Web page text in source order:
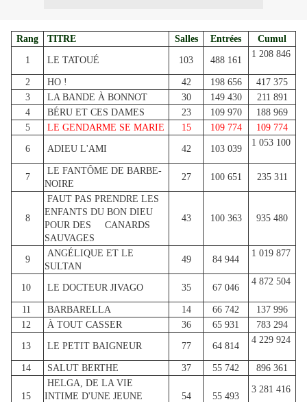
Rang TITRE Salles Entrées Cumul
1 LE TATOUÉ 103 488 161
1 208 846
2 HO ! 42 198 656
417 375
3
LA BANDE À BONNOT 30 149 430
211 891
4
BÉRU ET CES DAMES 23 109 970
188 969
5
LE GENDARME SE MARIE 15 109 774 109 774
6 ADIEU L'AMI 42 103 039
1 053 100
7
LE FANTÔME DE BARBE-
NOIRE
27 100 651 235 311
8
FAUT PAS PRENDRE LES
ENFANTS DU BON DIEU
POUR DES CANARDS
SAUVAGES
43 100 363 935 480
9
ANGÉLIQUE ET LE
SULTAN
49 84 944
1 019 877
10 LE DOCTEUR JIVAGO 35 67 046
4 872 504
11 BARBARELLA 14 66 742
137 996
12
À TOUT CASSER 36 65 931 783 294
13 LE PETIT BAIGNEUR 77 64 814
4 229 924
14 SALUT BERTHE 37 55 742 896 361
15
HELGA, DE LA VIE
INTIME D'UNE JEUNE
54 55 493
3 281 416